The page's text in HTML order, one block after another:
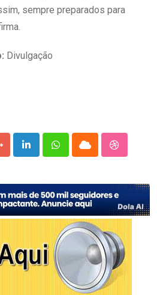
sempre preparados para
Divulgação
LinkedInWhatsappCloud